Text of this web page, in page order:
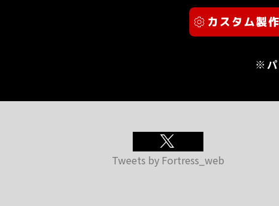
※パ
Tweets by Fortress_web